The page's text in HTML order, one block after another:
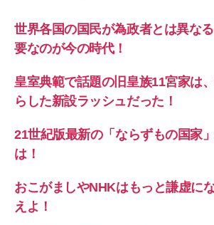
世界各国の国民が為政者とは異な
要なのが今の時代！
皇室典範で話題の旧皇族11宮家は
らした新設ラッシュだった！
21世紀版最新の「ならずもの国家
は！
おこがましやNHKはもっと謙虚に
えよ！